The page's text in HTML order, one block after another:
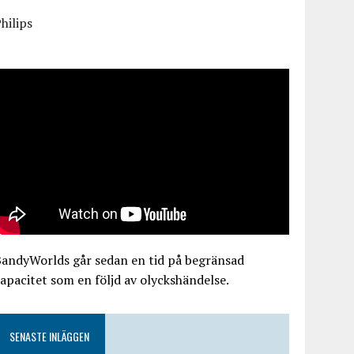
går sedan en tid på begränsad
som en följd av olyckshändelse.
SENASTE INLÄGGEN